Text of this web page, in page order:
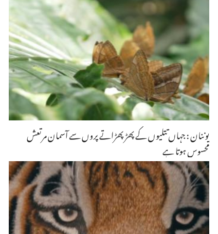
یوننان : جہاں تتلیوں کے پھڑپھڑاتے پروں سے آسمان مرتعش
محسوس ہوتا ہے